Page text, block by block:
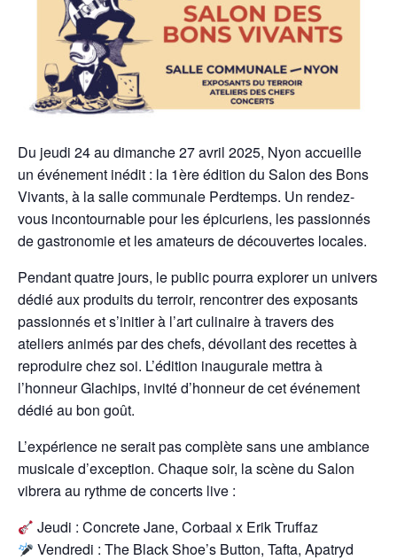
Du jeudi 24 au dimanche 27 avril 2025, Nyon accueille
un événement inédit : la 1ère édition du Salon des Bons
Vivants, à la salle communale Perdtemps. Un rendez-
vous incontournable pour les épicuriens, les passionnés
de gastronomie et les amateurs de découvertes locales.
Pendant quatre jours, le public pourra explorer un univers
dédié aux produits du terroir, rencontrer des exposants
passionnés et s’initier à l’art culinaire à travers des
ateliers animés par des chefs, dévoilant des recettes à
reproduire chez soi. L’édition inaugurale mettra à
l’honneur Glachips, invité d’honneur de cet événement
dédié au bon goût.
L’expérience ne serait pas complète sans une ambiance
musicale d’exception. Chaque soir, la scène du Salon
vibrera au rythme de concerts live :
Jeudi : Concrete Jane, Corbaal x Erik Truffaz
Vendredi : The Black Shoe’s Button, Tafta, Apatryd